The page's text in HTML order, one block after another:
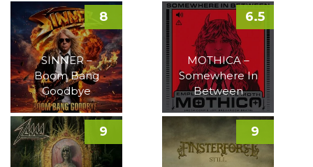
SINNER –
Boom Bang
Goodbye
8
MOTHICA –
Somewhere In
Between
6.5
9 9